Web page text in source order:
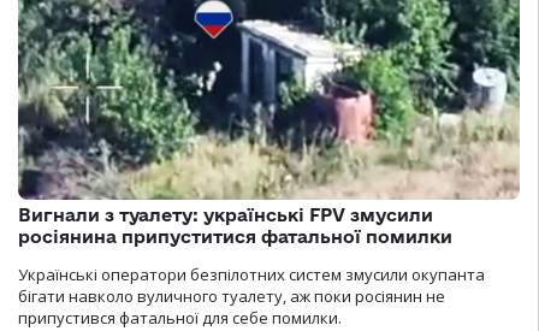
Вигнали з туалету: українські FPV змусили
росіянина припуститися фатальної помилки
Українські оператори безпілотних систем змусили окупанта
бігати навколо вуличного туалету, аж поки росіянин не
припустився фатальної для себе помилки.